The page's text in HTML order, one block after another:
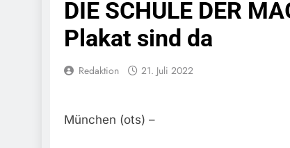
6. August 2026
DIE SCHULE DER
Plakat sind da
Redaktion 21. Juli 2022
München (ots) –